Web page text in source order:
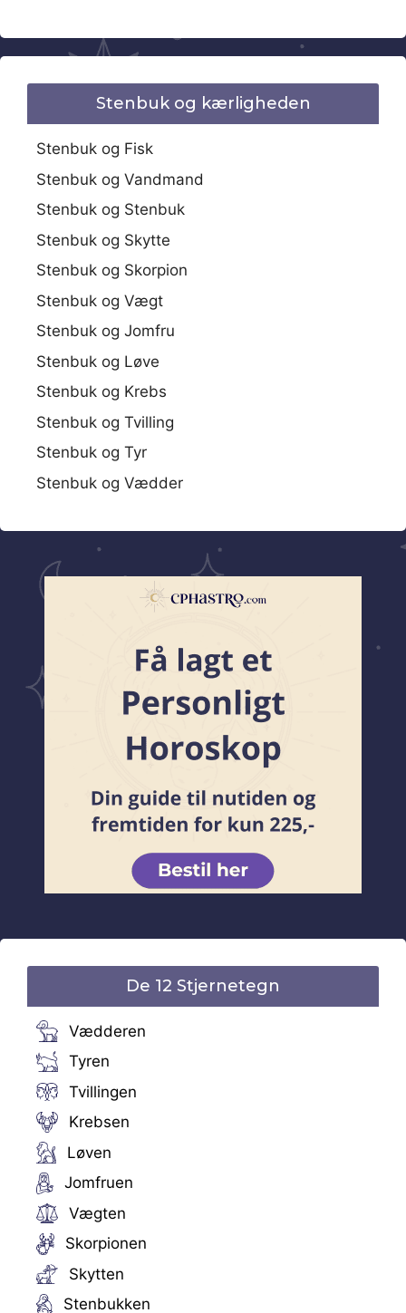
Stenbuk og kærligheden
Stenbuk og Fisk
Stenbuk og Vandmand
Stenbuk og Stenbuk
Stenbuk og Skytte
Stenbuk og Skorpion
Stenbuk og Vægt
Stenbuk og Jomfru
Stenbuk og Løve
Stenbuk og Krebs
Stenbuk og Tvilling
Stenbuk og Tyr
Stenbuk og Vædder
De 12 Stjernetegn
Vædderen
Tyren
Tvillingen
Krebsen
Løven
Jomfruen
Vægten
Skorpionen
Skytten
Stenbukken